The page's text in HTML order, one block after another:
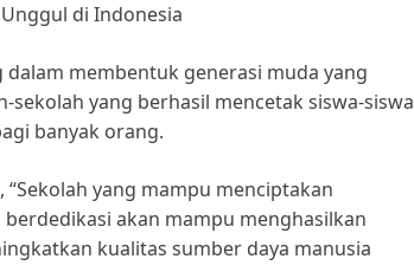
di Indonesia
membentuk generasi muda yang
yang berhasil mencetak siswa-siswa
banyak orang.
yang mampu menciptakan
akan mampu menghasilkan
kualitas sumber daya manusia